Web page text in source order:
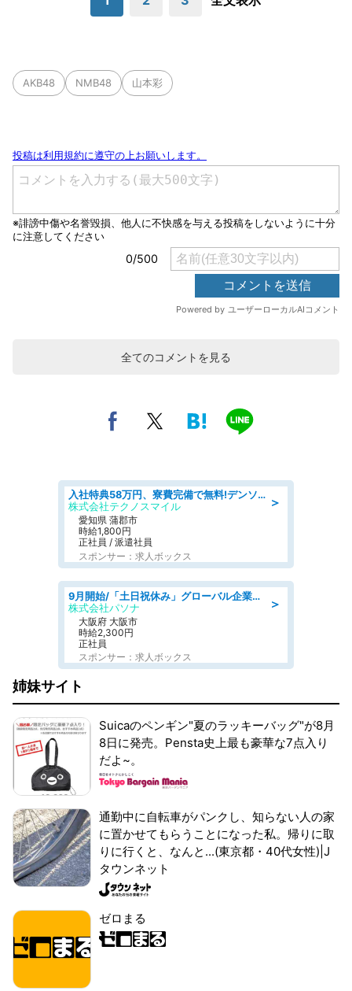
AKB48 NMB48 山本彩
全てのコメントを見る
＞
入社特典58万円、寮費完備で無料!デンソーで働こう!自動車工場で小型部品の検査業務 denso aichi
株式会社テクノスマイル
愛知県 蒲郡市
時給1,800円
正社員 / 派遣社員
スポンサー：求人ボックス
＞
9月開始/「土日祝休み」グローバル企業での産業保健のお仕事/保健師/高時給/残業なし/服装自由
株式会社パソナ
大阪府 大阪市
時給2,300円
正社員
スポンサー：求人ボックス
姉妹サイト
Suicaのペンギン"夏のラッキーバッグ"が8月
8日に発売。Pensta史上最も豪華な7点入り
だよ~。
通勤中に自転車がパンクし、知らない人の家
に置かせてもらうことになった私。帰りに取
りに行くと、なんと...(東京都・40代女性)|J
タウンネット
ゼロまる